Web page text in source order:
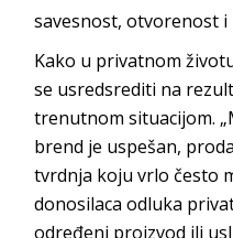
savesnost, otvorenost i
Kako u privatnom
se usredsrediti na
trenutnom situacijom.
brend je uspešan,
tvrdnja koju vrlo često
donosilaca odluka
određeni proizvod ili